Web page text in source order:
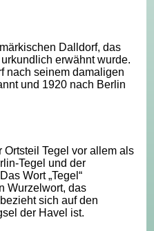
Dalldorf, das
erwähnt wurde.
nach seinem damaligen
und 1920 nach Berlin
Tegel vor allem als
Tegel und der
Wort „Tegel“
Wurzelwort, das
sich auf den
der Havel ist.